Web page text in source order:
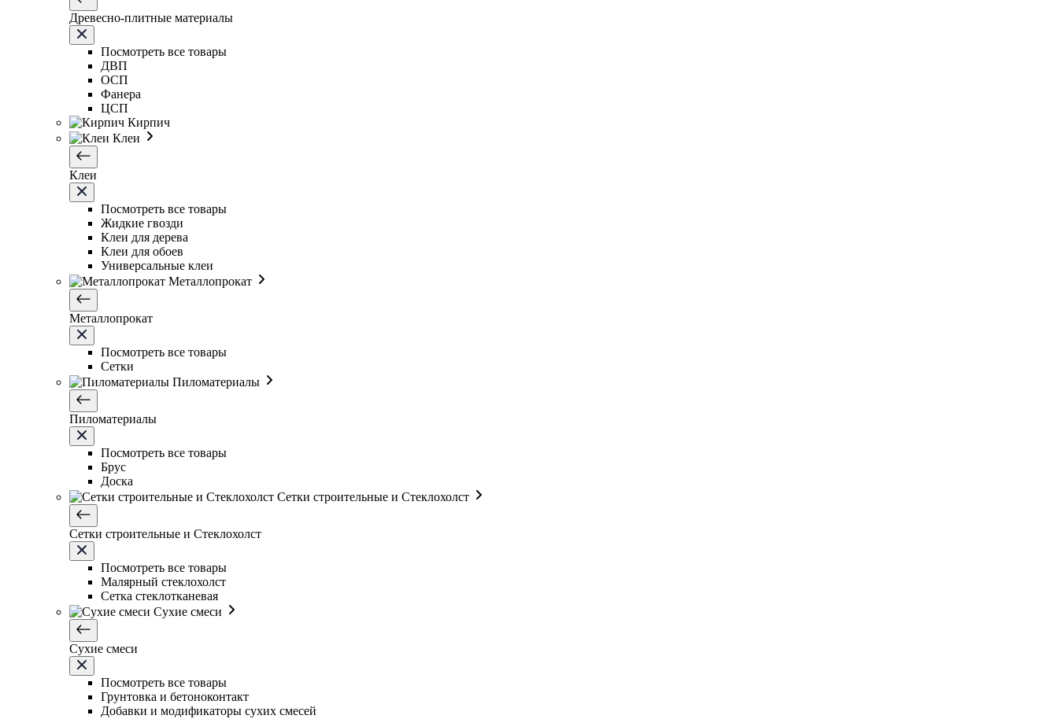
Древесно-плитные материалы
Посмотреть все товары
ДВП
ОСП
Фанера
ЦСП
Кирпич
Клеи
Клеи
Посмотреть все товары
Жидкие гвозди
Клеи для дерева
Клеи для обоев
Универсальные клеи
Металлопрокат
Металлопрокат
Посмотреть все товары
Сетки
Пиломатериалы
Пиломатериалы
Посмотреть все товары
Брус
Доска
Сетки строительные и Стеклохолст
Сетки строительные и Стеклохолст
Посмотреть все товары
Малярный стеклохолст
Сетка стеклотканевая
Сухие смеси
Сухие смеси
Посмотреть все товары
Грунтовка и бетоноконтакт
Добавки и модификаторы сухих смесей